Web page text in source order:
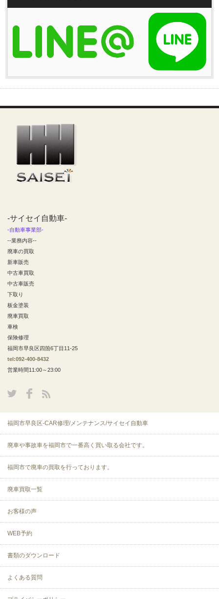
-サイセイ自動車-
-自動車事業部-
--業務内容--
廃車の買取
新車販売
中古車買取
中古車販売
下取り
板金塗装
廃車買取
車検
保険修理
福岡市早良区四箇6丁目11-25
tel:092-400-8432
営業時間11:00～23:00
福岡市早良区-CAR修理/メンテナンス/サイセイ自動車
廃車や事故車を福岡市で一番高く買い取る会社です。
福岡市で廃車の買取を行っております。
廃車買取一覧
お客様の声
WEB予約
書類のダウンロード
よくある質問